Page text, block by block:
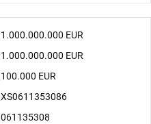
1.000.000.000 EUR
1.000.000.000 EUR
100.000 EUR
XS0611353086
061135308